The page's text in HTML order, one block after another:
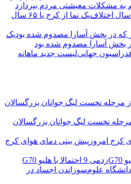
مشکلات معیشتی مردم بپردازد
یک نما از کرج با ۶۵ سال
یک
بخش آسارا مصدوم شده بود
لیست جدید ماهانه
نخست ليگ جوانان بزرگسالان
پیش بینی دمای هوای کرج
ردمی 9 احتمالا با هلیو G70
سوزاندن اجساد در